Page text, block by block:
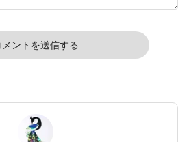
メントを送信する